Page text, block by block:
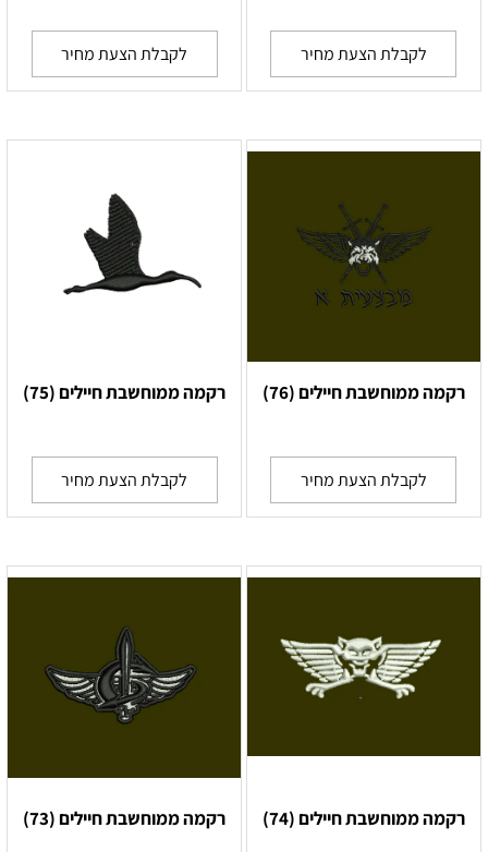
לקבלת הצעת מחיר לקבלת הצעת מחיר
רקמה ממוחשבת חיילים (76)
לקבלת הצעת מחיר
רקמה ממוחשבת חיילים (75)
לקבלת הצעת מחיר
רקמה ממוחשבת חיילים (74) רקמה ממוחשבת חיילים (73)